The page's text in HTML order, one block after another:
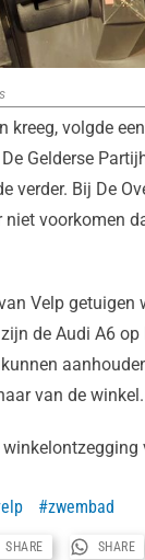
kreeg, volgde
Gelderse
verder. Bij De
voorkomen
Velp getuigen
de Audi A6
van de winkel.
zwembad
SHARE SHARE